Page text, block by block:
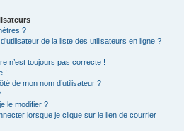
?
de la liste des utilisateurs en ligne ?
n’est toujours pas correcte !
!
de mon nom d’utilisateur ?
le modifier ?
lorsque je clique sur le lien de courrier